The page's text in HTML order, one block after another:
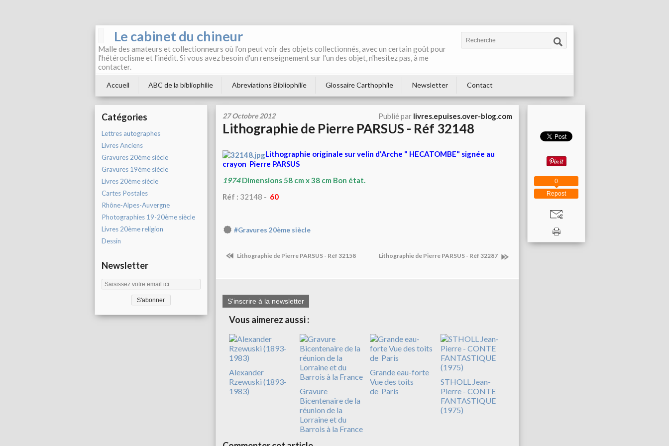
Le cabinet du chineur
Malle des amateurs et collectionneurs où l’on peut voir des objets collectionnés, avec un certain goût pour
l'hétéroclisme et l'inédit. Si vous avez besoin d'un renseignement sur l'un des objet, n'hesitez pas, à me
contacter.
Accueil ABC de la bibliophilie Abreviations Bibliophilie Glossaire Carthophile Newsletter Contact
Catégories
Lettres autographes
Livres Anciens
Gravures 20ème siècle
Gravures 19ème siècle
Livres 20ème siècle
Cartes Postales
Rhône-Alpes-Auvergne
Photographies 19-20ème siècle
Livres 20ème religion
Dessin
Newsletter
27 Octobre 2012 Publié par livres.epuises.over-blog.com
Lithographie de Pierre PARSUS - Réf 32148
Lithographie originale sur velin d'Arche " HECATOMBE" signée au
crayon Pierre PARSUS
1974 Dimensions 58 cm x 38 cm Bon état.
Réf : 32148 - 60
#Gravures 20ème siècle
Lithographie de Pierre PARSUS - Réf 32158 Lithographie de Pierre PARSUS - Réf 32287
S'inscrire à la newsletter
Vous aimerez aussi :
Alexander
Rzewuski (1893-
1983)
Gravure
Bicentenaire de la
réunion de la
Lorraine et du
Barrois à la France
Grande eau-forte
Vue des toits
de Paris
STHOLL Jean-
Pierre - CONTE
FANTASTIQUE
(1975)
Repost
0